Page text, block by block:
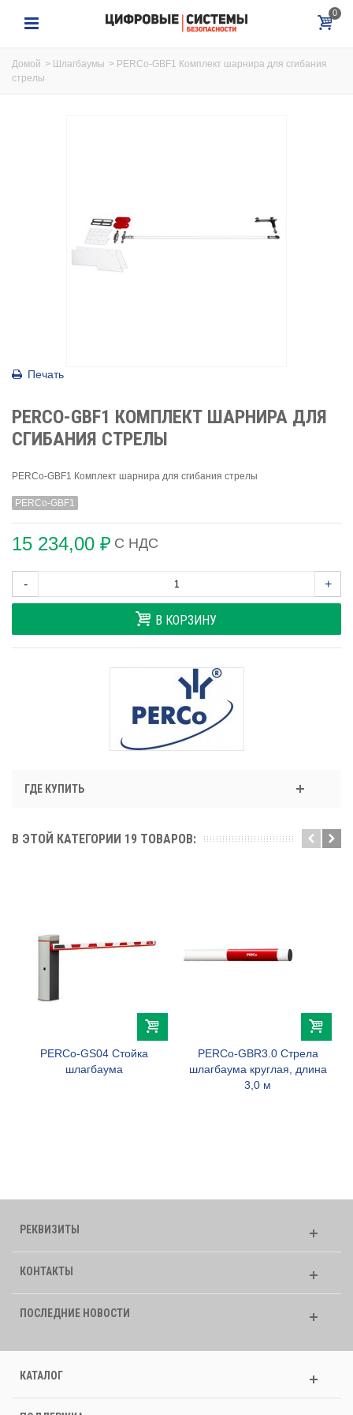
0
Домой > Шлагбаумы > PERCo-GBF1 Комплект шарнира для сгибания
стрелы
Печать
PERCO-GBF1 КОМПЛЕКТ ШАРНИРА ДЛЯ
СГИБАНИЯ СТРЕЛЫ
PERCo-GBF1 Комплект шарнира для сгибания стрелы
PERCo-GBF1
15 234,00 ₽ С НДС
- +
В КОРЗИНУ
ГДЕ КУПИТЬ
В ЭТОЙ КАТЕГОРИИ 19 ТОВАРОВ:
PERCo-GS04 Стойка
шлагбаума
PERCo-GBR3.0 Стрела
шлагбаума круглая, длина
3,0 м
РЕКВИЗИТЫ
КОНТАКТЫ
ПОСЛЕДНИЕ НОВОСТИ
КАТАЛОГ